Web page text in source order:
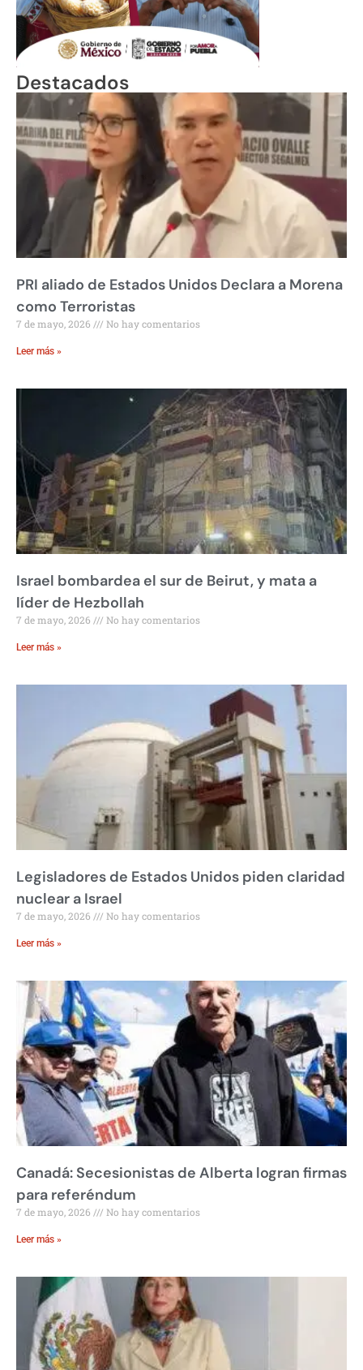
Destacados
PRI aliado de Estados Unidos Declara a Morena
como Terroristas
7 de mayo, 2026 No hay comentarios
Leer más »
Israel bombardea el sur de Beirut, y mata a
líder de Hezbollah
7 de mayo, 2026 No hay comentarios
Leer más »
Legisladores de Estados Unidos piden claridad
nuclear a Israel
7 de mayo, 2026 No hay comentarios
Leer más »
Canadá: Secesionistas de Alberta logran firmas
para referéndum
7 de mayo, 2026 No hay comentarios
Leer más »